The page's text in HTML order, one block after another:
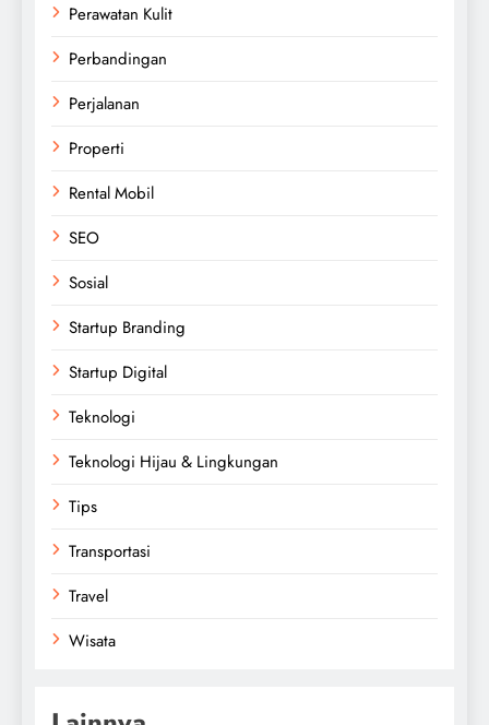
Perawatan Kulit
Perbandingan
Perjalanan
Properti
Rental Mobil
SEO
Sosial
Startup Branding
Startup Digital
Teknologi
Teknologi Hijau & Lingkungan
Tips
Transportasi
Travel
Wisata